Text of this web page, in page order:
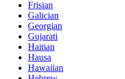
Frisian
Galician
Georgian
Gujarati
Haitian
Hausa
Hawaiian